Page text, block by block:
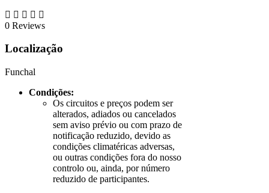
0 Reviews
Localização
Funchal
Condições:
Os circuitos e preços podem ser
alterados, adiados ou cancelados
sem aviso prévio ou com prazo de
notificação reduzido, devido as
condições climatéricas adversas,
ou outras condições fora do nosso
controlo ou, ainda, por número
reduzido de participantes.